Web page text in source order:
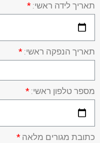
תאריך לידה ראשי:
תאריך הנפקה ראשי:
מספר טלפון ראשי:
כתובת מגורים מלאה